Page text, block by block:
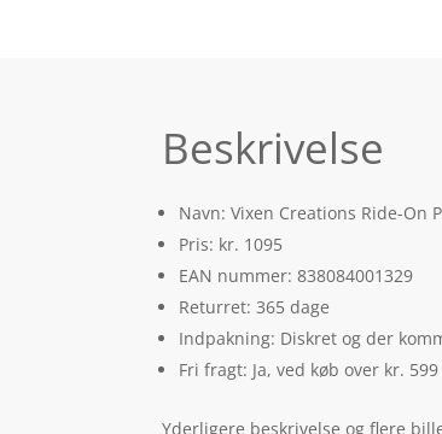
Beskrivelse
Navn: Vixen Creations Ride-On
Pris: kr. 1095
EAN nummer: 838084001329
Returret: 365 dage
Indpakning: Diskret og der
Fri fragt: Ja, ved køb over kr. 599
Yderligere beskrivelse og flere